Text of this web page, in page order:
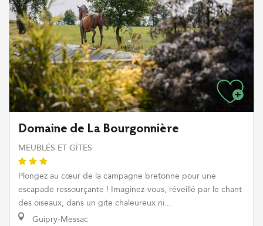
Domaine de La Bourgonnière
MEUBLÉS ET GÎTES
Plongez au cœur de la campagne bretonne pour une
escapade ressourçante ! Imaginez-vous, réveillé par le chant
des oiseaux, dans un gîte chaleureux ni...
Guipry-Messac